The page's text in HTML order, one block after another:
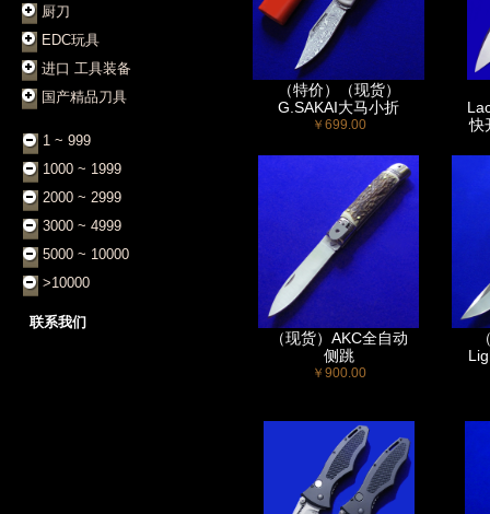
厨刀
EDC玩具
进口 工具装备
国产精品刀具
1 ~ 999
1000 ~ 1999
2000 ~ 2999
3000 ~ 4999
5000 ~ 10000
>10000
联系我们
（特价）（现货）
G.SAKAI大马小折
￥699.00
快
（现货）AKC全自动
侧跳
￥900.00